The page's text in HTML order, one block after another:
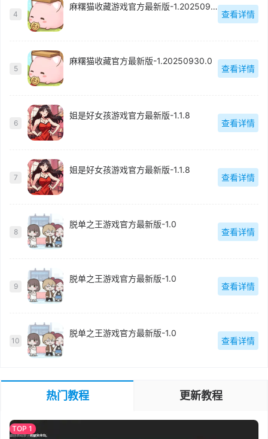
4
麻糬猫收藏游戏官方最新版-1.20250930.0
查看详情
5
麻糬猫收藏官方最新版-1.20250930.0
查看详情
6
姐是好女孩游戏官方最新版-1.1.8
查看详情
7
姐是好女孩游戏官方最新版-1.1.8
查看详情
8
脱单之王游戏官方最新版-1.0
查看详情
9
脱单之王游戏官方最新版-1.0
查看详情
10
脱单之王游戏官方最新版-1.0
查看详情
热门教程 更新教程